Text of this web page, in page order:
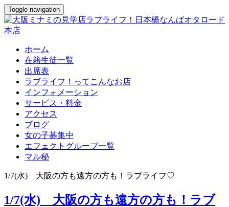
Toggle navigation
ホーム
在籍生徒一覧
出席表
ラブライフ！ってこんなお店
インフォメーション
サービス・料金
アクセス
ブログ
女の子募集中
エフェクトグループ一覧
マル秘
1/7(水) 大阪の方も遠方の方も！ラブライフ♡
1/7(水) 大阪の方も遠方の方も！ラブ